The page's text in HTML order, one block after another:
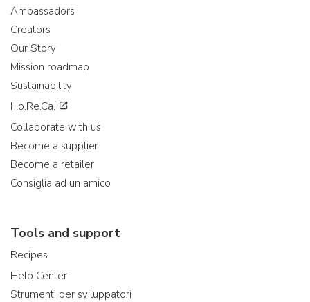
Ambassadors
Creators
Our Story
Mission roadmap
Sustainability
Ho.Re.Ca.
Collaborate with us
Become a supplier
Become a retailer
Consiglia ad un amico
Tools and support
Recipes
Help Center
Strumenti per sviluppatori